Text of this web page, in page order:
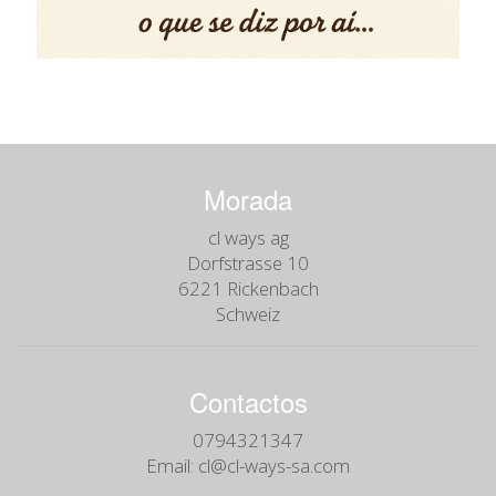
Morada
cl ways ag
Dorfstrasse 10
6221 Rickenbach
Schweiz
Contactos
0794321347
Email: cl@cl-ways-sa.com